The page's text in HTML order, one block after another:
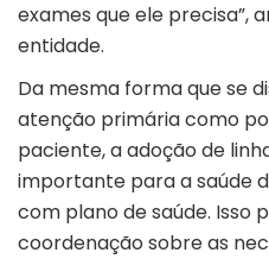
exames que ele precisa”,
entidade.
Da mesma forma que se
atenção primária como
paciente, a adoção de
importante para a saúde
com plano de saúde. Isso
coordenação sobre as